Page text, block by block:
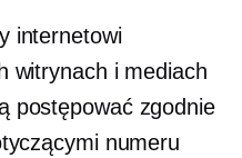
internetowi
witrynach i mediach
postępować zgodnie
numeru